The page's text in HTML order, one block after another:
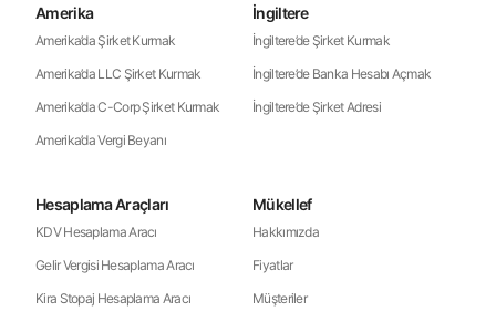
Amerika
Amerika’da Şirket Kurmak
Amerika’da LLC Şirket Kurmak
Amerika’da C-Corp Şirket Kurmak
Amerika’da Vergi Beyanı
İngiltere
İngiltere’de Şirket Kurmak
İngiltere’de Banka Hesabı Açmak
İngiltere’de Şirket Adresi
Hesaplama Araçları
KDV Hesaplama Aracı
Gelir Vergisi Hesaplama Aracı
Kira Stopaj Hesaplama Aracı
Mükellef
Hakkımızda
Fiyatlar
Müşteriler